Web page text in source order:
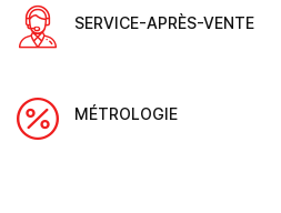
SERVICE-APRÈS-VENTE
MÉTROLOGIE